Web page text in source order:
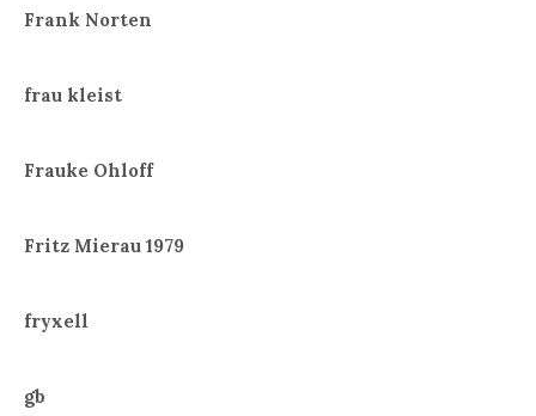
Frank Norten
frau kleist
Frauke Ohloff
Fritz Mierau 1979
fryxell
gb